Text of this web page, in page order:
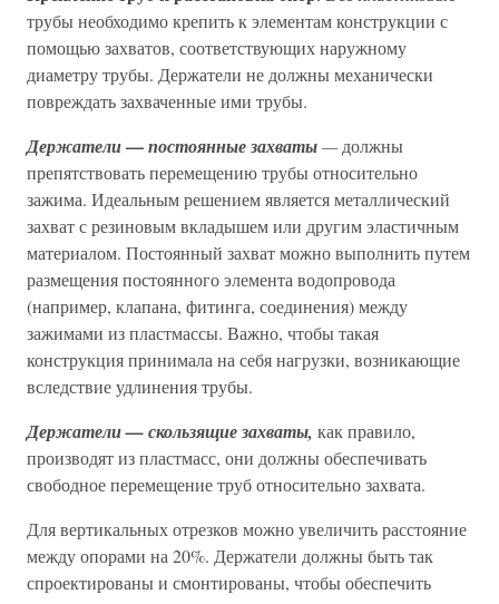
трубы необходимо крепить к элементам конструкции с
помощью захватов, соответствующих наружному
диаметру трубы. Держатели не должны механически
повреждать захваченные ими трубы.
Держатели—постоянные захваты—должны
препятствовать перемещению трубы относительно
зажима. Идеальным решением является металлический
захват с резиновым вкладышем или другим эластичным
материалом. Постоянный захват можно выполнить путем
размещения постоянного элемента водопровода
(например, клапана, фитинга, соединения) между
зажимами из пластмассы. Важно, чтобы такая
конструкция принимала на себя нагрузки, возникающие
вследствие удлинения трубы.
Держатели — скользящие захваты, как правило,
производят из пластмасс, они должны обеспечивать
свободное перемещение труб относительно захвата.
Для вертикальных отрезков можно увеличить расстояние
между опорами на 20%. Держатели должны быть так
спроектированы и смонтированы, чтобы обеспечить